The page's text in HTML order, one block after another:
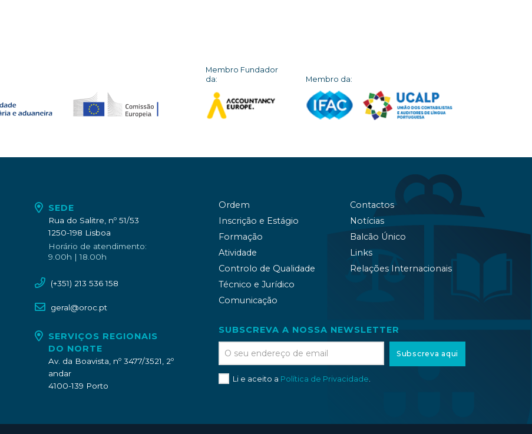
Membro Fundador
da:
Membro da:
SEDE
Rua do Salitre, nº 51/53
1250-198 Lisboa
Horário de atendimento:
9.00h | 18.00h
(+351) 213 536 158
geral@oroc.pt
SERVIÇOS REGIONAIS
DO NORTE
Av. da Boavista, nº 3477/3521, 2º
andar
4100-139 Porto
Ordem
Inscrição e Estágio
Formação
Atividade
Controlo de Qualidade
Técnico e Jurídico
Comunicação
Contactos
Notícias
Balcão Único
Links
Relações Internacionais
SUBSCREVA A NOSSA NEWSLETTER
Subscreva aqui
Li e aceito a Política de Privacidade